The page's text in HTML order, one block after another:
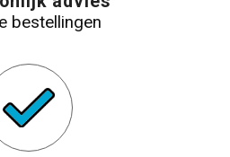
bestellingen